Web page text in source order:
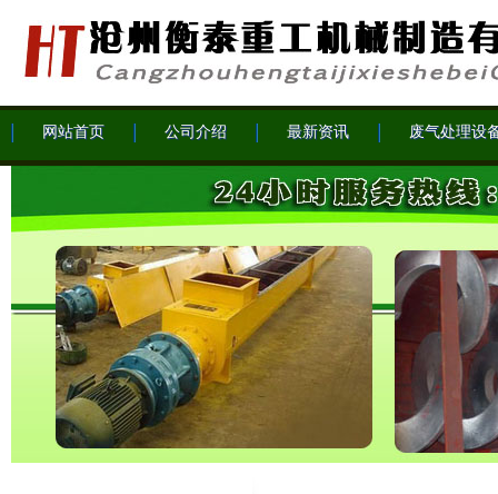
网站首页 公司介绍 最新资讯 废气处理设